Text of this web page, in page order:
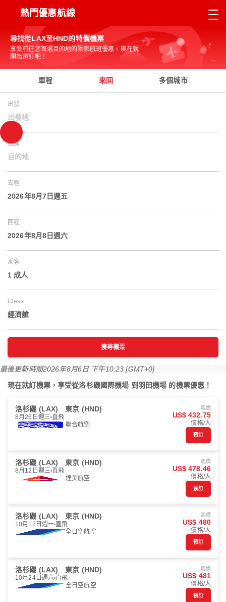
熱門優惠航線
尋找從LAX至HND的特價機票
享受前往您首選目的地的獨家航班優惠。現在就
開始預訂吧！
單程 來回 多個城市
出發
出發地
抵達
目的地
去程
2026年8月7日週五
回程
2026年8月8日週六
乘客
1 成人
Class
經濟艙
搜尋機票
最後更新時間2026年8月6日 下午10:23 [GMT+0]
現在就訂機票，享受從洛杉磯國際機場 到羽田機場 的機票優惠！
洛杉磯 (LAX) 東京 (HND)
8月26日週三 直飛
聯合航空
起價
US$ 432.75
價格/人
預訂
洛杉磯 (LAX) 東京 (HND)
8月12日週三 直飛
達美航空
起價
US$ 478.46
價格/人
預訂
洛杉磯 (LAX) 東京 (HND)
10月12日週一 直飛
全日空航空
起價
US$ 480
價格/人
預訂
洛杉磯 (LAX) 東京 (HND)
10月24日週六 直飛
全日空航空
起價
US$ 481
價格/人
預訂